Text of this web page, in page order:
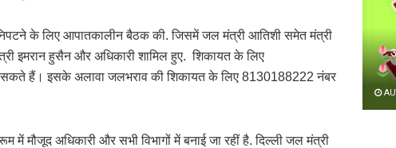
के लिए आपातकालीन बैठक की. जिसमें जल मंत्री आतिशी समेत मंत्री
इमरान हुसैन और अधिकारी शामिल हुए. शिकायत के लिए
हैं। इसके अलावा जलभराव की शिकायत के लिए 8130188222 नंबर
में मौजूद अधिकारी और सभी विभागों में बनाई जा रहीं है. दिल्ली जल मंत्री